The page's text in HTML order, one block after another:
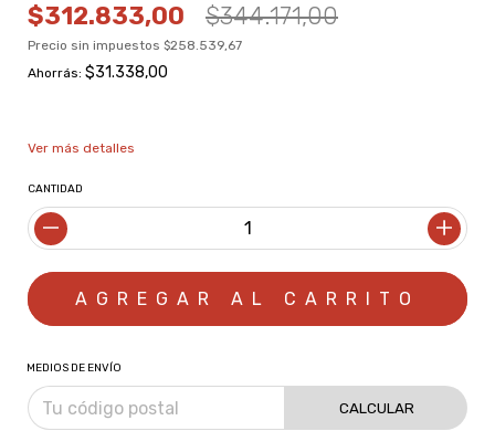
$312.833,00 $344.171,00
Precio sin impuestos $258.539,67
Ahorrás: $31.338,00
Ver más detalles
CANTIDAD
MEDIOS DE ENVÍO
CALCULAR